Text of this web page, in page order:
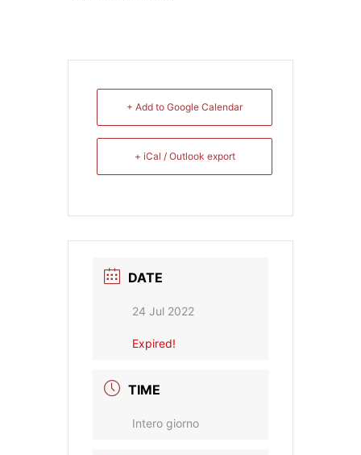
+ Add to Google Calendar
+ iCal / Outlook export
DATE
24 Jul 2022
Expired!
TIME
Intero giorno